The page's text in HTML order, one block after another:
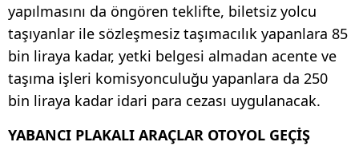
yapılmasını da öngören teklifte, biletsiz yolcu
taşıyanlar ile sözleşmesiz taşımacılık yapanlara 85
bin liraya kadar, yetki belgesi almadan acente ve
taşıma işleri komisyonculuğu yapanlara da 250
bin liraya kadar idari para cezası uygulanacak.
YABANCI PLAKALI ARAÇLAR OTOYOL GEÇİŞ